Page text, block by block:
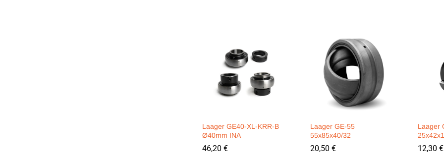
Laager GE40-XL-KRR-B
Ø40mm INA
46,20 €
46,20 €
Laager GE-55
55x85x40/32
20,50 €
20,50 €
Laager
12,30 €
12,30 €